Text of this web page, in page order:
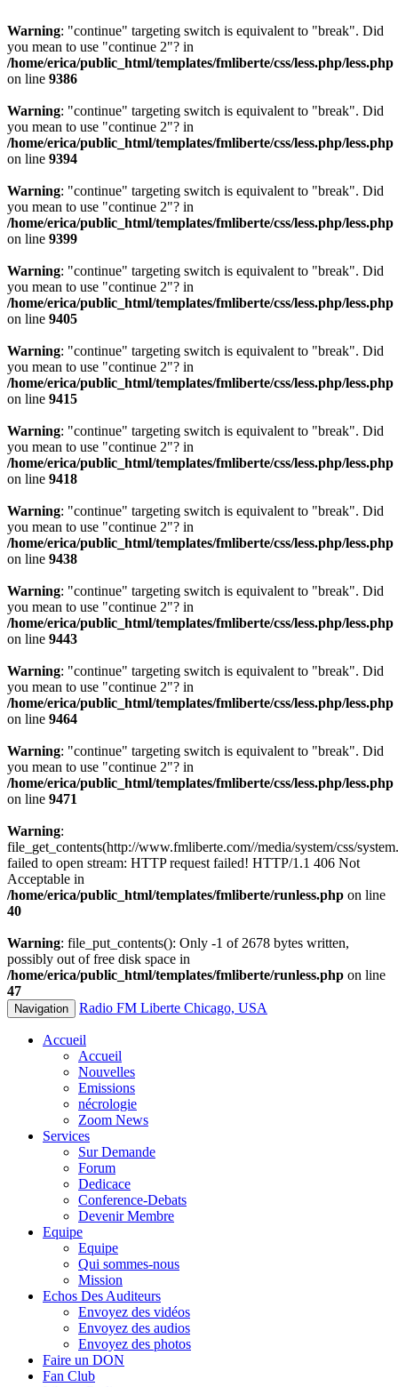
Warning: "continue" targeting switch is equivalent to "break". Did
you mean to use "continue 2"? in
/home/erica/public_html/templates/fmliberte/css/less.php/less.php
on line 9386
Warning: "continue" targeting switch is equivalent to "break". Did
you mean to use "continue 2"? in
/home/erica/public_html/templates/fmliberte/css/less.php/less.php
on line 9394
Warning: "continue" targeting switch is equivalent to "break". Did
you mean to use "continue 2"? in
/home/erica/public_html/templates/fmliberte/css/less.php/less.php
on line 9399
Warning: "continue" targeting switch is equivalent to "break". Did
you mean to use "continue 2"? in
/home/erica/public_html/templates/fmliberte/css/less.php/less.php
on line 9405
Warning: "continue" targeting switch is equivalent to "break". Did
you mean to use "continue 2"? in
/home/erica/public_html/templates/fmliberte/css/less.php/less.php
on line 9415
Warning: "continue" targeting switch is equivalent to "break". Did
you mean to use "continue 2"? in
/home/erica/public_html/templates/fmliberte/css/less.php/less.php
on line 9418
Warning: "continue" targeting switch is equivalent to "break". Did
you mean to use "continue 2"? in
/home/erica/public_html/templates/fmliberte/css/less.php/less.php
on line 9438
Warning: "continue" targeting switch is equivalent to "break". Did
you mean to use "continue 2"? in
/home/erica/public_html/templates/fmliberte/css/less.php/less.php
on line 9443
Warning: "continue" targeting switch is equivalent to "break". Did
you mean to use "continue 2"? in
/home/erica/public_html/templates/fmliberte/css/less.php/less.php
on line 9464
Warning: "continue" targeting switch is equivalent to "break". Did
you mean to use "continue 2"? in
/home/erica/public_html/templates/fmliberte/css/less.php/less.php
on line 9471
Warning:
file_get_contents(http://www.fmliberte.com//media/system/css/
failed to open stream: HTTP request failed! HTTP/1.1 406 Not
Acceptable in
/home/erica/public_html/templates/fmliberte/runless.php on line
40
Warning: file_put_contents(): Only -1 of 2678 bytes written,
possibly out of free disk space in
/home/erica/public_html/templates/fmliberte/runless.php on line
47
Navigation Radio FM Liberte Chicago, USA
Accueil
Accueil
Nouvelles
Emissions
nécrologie
Zoom News
Services
Sur Demande
Forum
Dedicace
Conference-Debats
Devenir Membre
Equipe
Equipe
Qui sommes-nous
Mission
Echos Des Auditeurs
Envoyez des vidéos
Envoyez des audios
Envoyez des photos
Faire un DON
Fan Club